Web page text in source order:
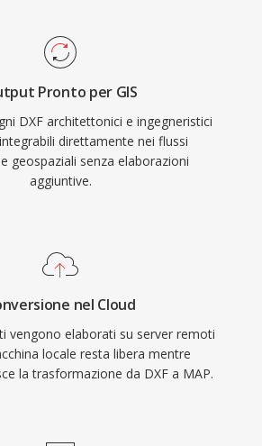
Pronto per GIS
DXF architettonici e ingegneristici
direttamente nei flussi
geospaziali senza elaborazioni
aggiuntive.
nel Cloud
vengono elaborati su server remoti
locale resta libera mentre
la trasformazione da DXF a MAP.